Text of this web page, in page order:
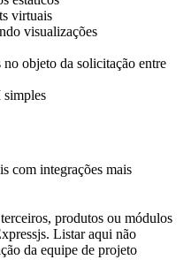
virtuais
visualizações
no objeto da solicitação entre
com integrações mais
produtos ou módulos
Listar aqui não
da equipe de projeto